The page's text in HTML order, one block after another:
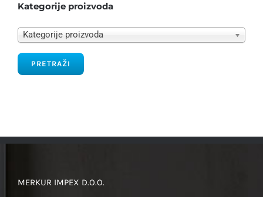
Kategorije proizvoda
Kategorije proizvoda
PRETRAŽI
MERKUR IMPEX D.O.O.